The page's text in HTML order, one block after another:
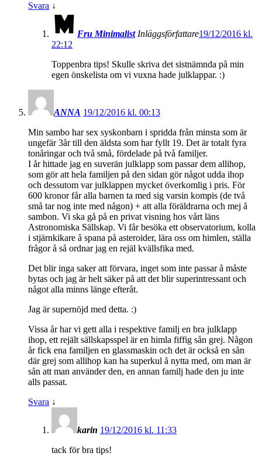
Svara ↓
Fru Minimalist Inläggsförfattare19/12/2016 kl.
22:12
Toppenbra tips! Skulle skriva det sistnämnda på min
egen önskelista om vi vuxna hade julklappar. :)
ANNA 19/12/2016 kl. 00:13
Min sambo har sex syskonbarn i spridda från minsta som är
ungefär 3år till den äldsta som har fyllt 19. Det är totalt fyra
tonåringar och två små, fördelade på två familjer.
I år hittade jag en suverän julklapp som passar dem allihop,
som gör att hela familjen på den sidan gör något udda ihop
och dessutom var julklappen mycket överkomlig i pris. För
600 kronor får alla barnen ta med sig varsin kompis (de två
små tar nog inte med någon) + att alla föräldrarna och mej å
sambon. Vi ska gå på en privat visning hos vårt läns
Astronomiska Sällskap. Vi får besöka ett observatorium, kolla
i stjärnkikare å spana på asteroider, lära oss om himlen, ställa
frågor å så ordnar jag en rejäl kvällsfika med.
Det blir inga saker att förvara, inget som inte passar å måste
bytas och jag är helt säker på att det blir superintressant och
något alla minns länge efteråt.
Jag är supernöjd med detta. :)
Vissa år har vi gett alla i respektive familj en bra julklapp
ihop, ett rejält sällskapsspel är en himla fiffig sån grej. Någon
år fick ena familjen en glassmaskin och det är också en sån
där grej som allihop kan ha superkul å nytta med, om man är
sån att man använder den, en annan familj hade den ju inte
alls passat.
Svara ↓
karin 19/12/2016 kl. 11:33
tack för bra tips!